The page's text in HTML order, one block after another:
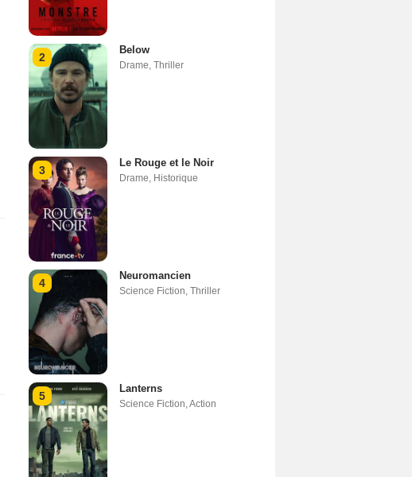
2
Below
Drame Thriller
3
Le Rouge et le Noir
Drame Historique
4
Neuromancien
Science Fiction Thriller
5
Lanterns
Science Fiction Action